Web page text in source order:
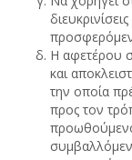
Η αφετέρου
και
την οποία
προς τον